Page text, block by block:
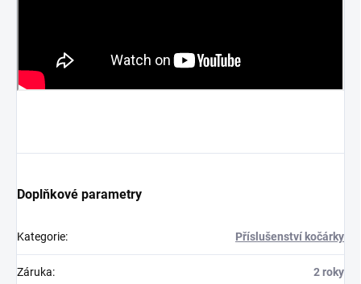
Doplňkové parametry
Kategorie: Příslušenství kočárky
Záruka: 2 roky